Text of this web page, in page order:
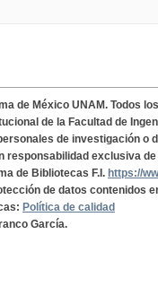
de México UNAM. Todos
de la Facultad de
de investigación o
responsabilidad exclusiva
de Bibliotecas F.I. https://
de datos contenidos
Política de calidad
García.